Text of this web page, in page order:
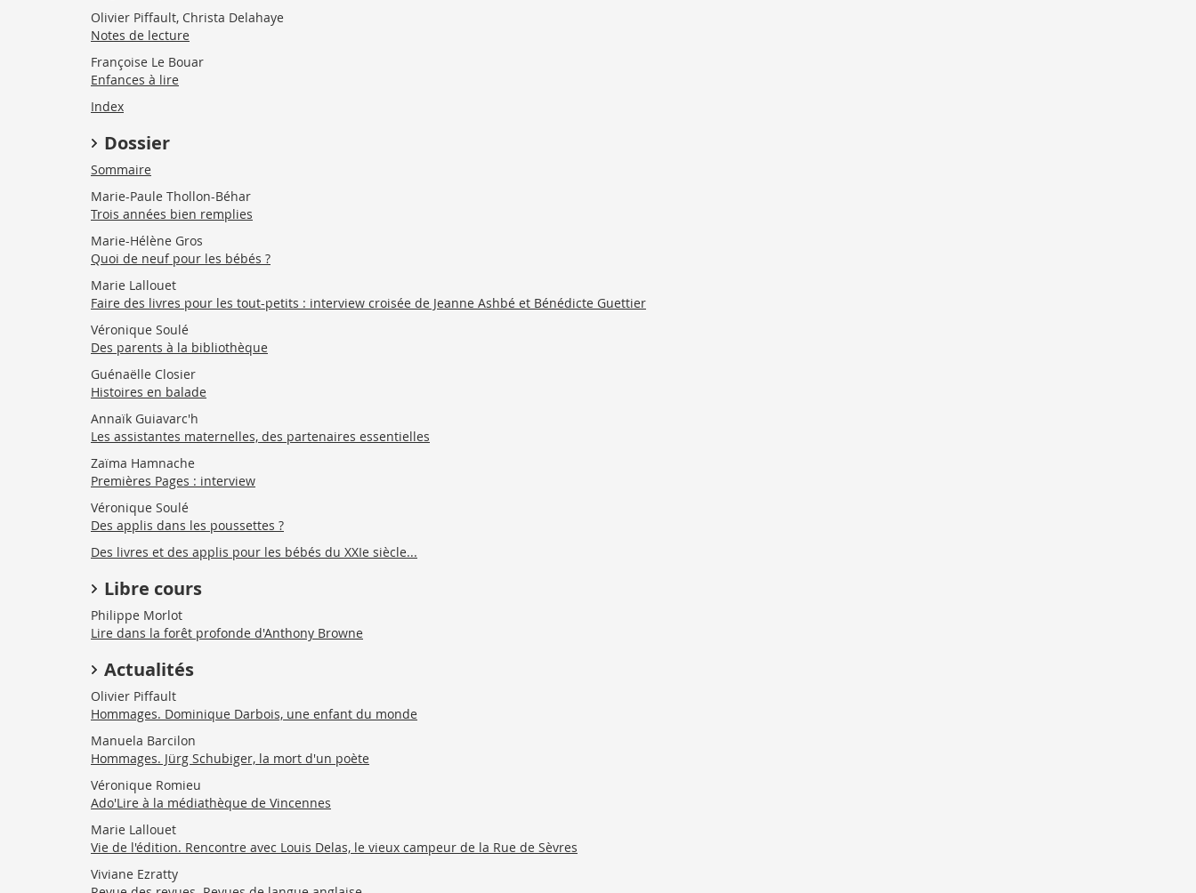
Olivier Piffault, Christa Delahaye
Notes de lecture
Françoise Le Bouar
Enfances à lire
Index
Dossier
Sommaire
Marie-Paule Thollon-Béhar
Trois années bien remplies
Marie-Hélène Gros
Quoi de neuf pour les bébés ?
Marie Lallouet
Faire des livres pour les tout-petits : interview croisée de Jeanne Ashbé et Bénédicte Guettier
Véronique Soulé
Des parents à la bibliothèque
Guénaëlle Closier
Histoires en balade
Annaïk Guiavarc'h
Les assistantes maternelles, des partenaires essentielles
Zaïma Hamnache
Premières Pages : interview
Véronique Soulé
Des applis dans les poussettes ?
Des livres et des applis pour les bébés du XXIe siècle...
Libre cours
Philippe Morlot
Lire dans la forêt profonde d'Anthony Browne
Actualités
Olivier Piffault
Hommages. Dominique Darbois, une enfant du monde
Manuela Barcilon
Hommages. Jürg Schubiger, la mort d'un poète
Véronique Romieu
Ado'Lire à la médiathèque de Vincennes
Marie Lallouet
Vie de l'édition. Rencontre avec Louis Delas, le vieux campeur de la Rue de Sèvres
Viviane Ezratty